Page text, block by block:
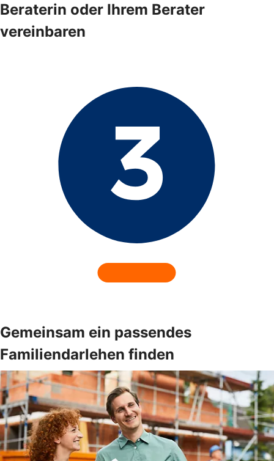
Beraterin oder Ihrem Berater
vereinbaren
Gemeinsam ein passendes
Familiendarlehen finden